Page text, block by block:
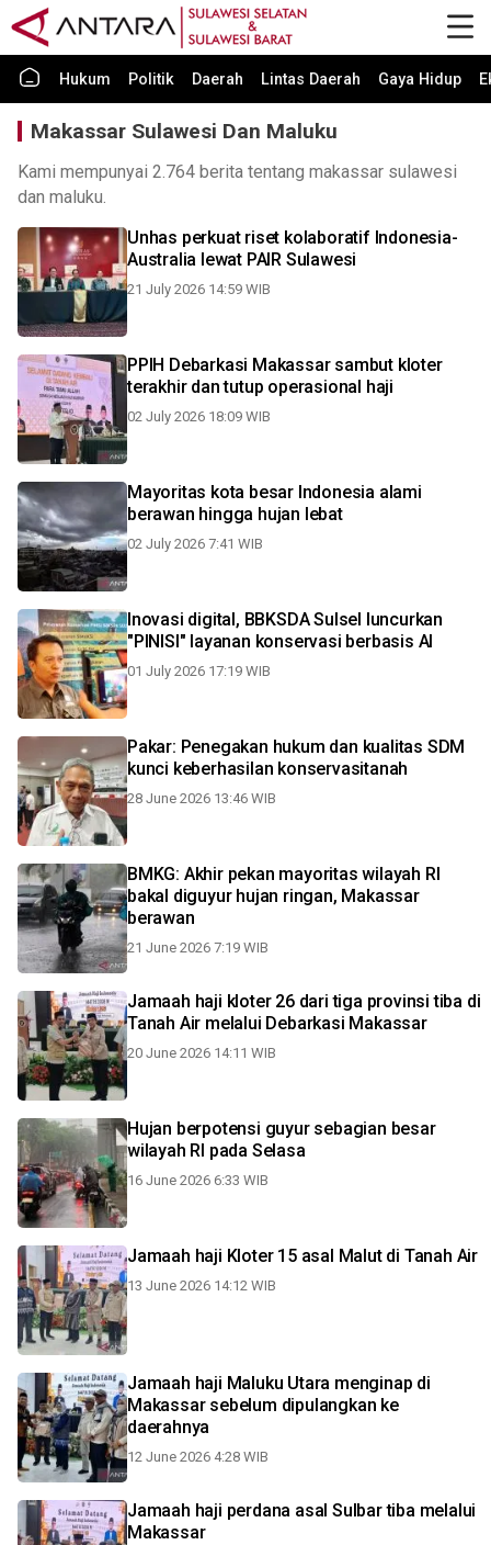
Hukum Politik Daerah Lintas Daerah Gaya Hidup
Makassar Sulawesi Dan Maluku
Kami mempunyai 2.764 berita tentang makassar sulawesi
dan maluku.
Unhas perkuat riset kolaboratif Indonesia-
Australia lewat PAIR Sulawesi
21 July 2026 14:59 WIB
PPIH Debarkasi Makassar sambut kloter
terakhir dan tutup operasional haji
02 July 2026 18:09 WIB
Mayoritas kota besar Indonesia alami
berawan hingga hujan lebat
02 July 2026 7:41 WIB
Inovasi digital, BBKSDA Sulsel luncurkan
"PINISI" layanan konservasi berbasis AI
01 July 2026 17:19 WIB
Pakar: Penegakan hukum dan kualitas SDM
kunci keberhasilan konservasitanah
28 June 2026 13:46 WIB
BMKG: Akhir pekan mayoritas wilayah RI
bakal diguyur hujan ringan, Makassar
berawan
21 June 2026 7:19 WIB
Jamaah haji kloter 26 dari tiga provinsi tiba di
Tanah Air melalui Debarkasi Makassar
20 June 2026 14:11 WIB
Hujan berpotensi guyur sebagian besar
wilayah RI pada Selasa
16 June 2026 6:33 WIB
Jamaah haji Kloter 15 asal Malut di Tanah Air
13 June 2026 14:12 WIB
Jamaah haji Maluku Utara menginap di
Makassar sebelum dipulangkan ke
daerahnya
12 June 2026 4:28 WIB
Jamaah haji perdana asal Sulbar tiba melalui
Makassar